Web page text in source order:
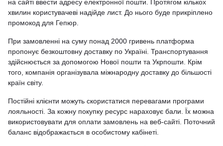
на сайті ввести адресу електронної пошти. Протягом кількох
хвилин користувачеві надійде лист. До нього буде прикріплено
промокод для Гепюр.
При замовленні на суму понад 2000 гривень платформа
пропонує безкоштовну доставку по Україні. Транспортування
здійснюється за допомогою Нової пошти та Укрпошти. Крім
того, компанія організувала міжнародну доставку до більшості
країн світу.
Постійні клієнти можуть скористатися перевагами програми
лояльності. За кожну покупку ресурс нараховує бали. Їх можна
використовувати для оплати замовлень на веб-сайті. Поточний
баланс відображається в особистому кабінеті.